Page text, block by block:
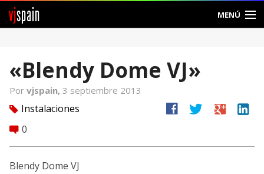
vjspain MENÚ
Foros
Noticias
Vjspain
«Blendy Dome VJ»
Por vjspain, 3 septiembre 2013
tag Instalaciones
comment 0
facebook twitter google linkedin
Blendy Dome VJ